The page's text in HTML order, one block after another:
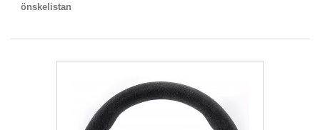
önskelistan